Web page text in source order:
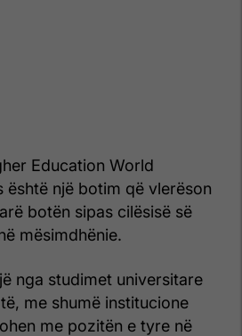
Education World
është një botim që vlerëson
botën sipas cilësisë së
mësimdhënie.
nga studimet universitare
me shumë institucione
me pozitën e tyre në